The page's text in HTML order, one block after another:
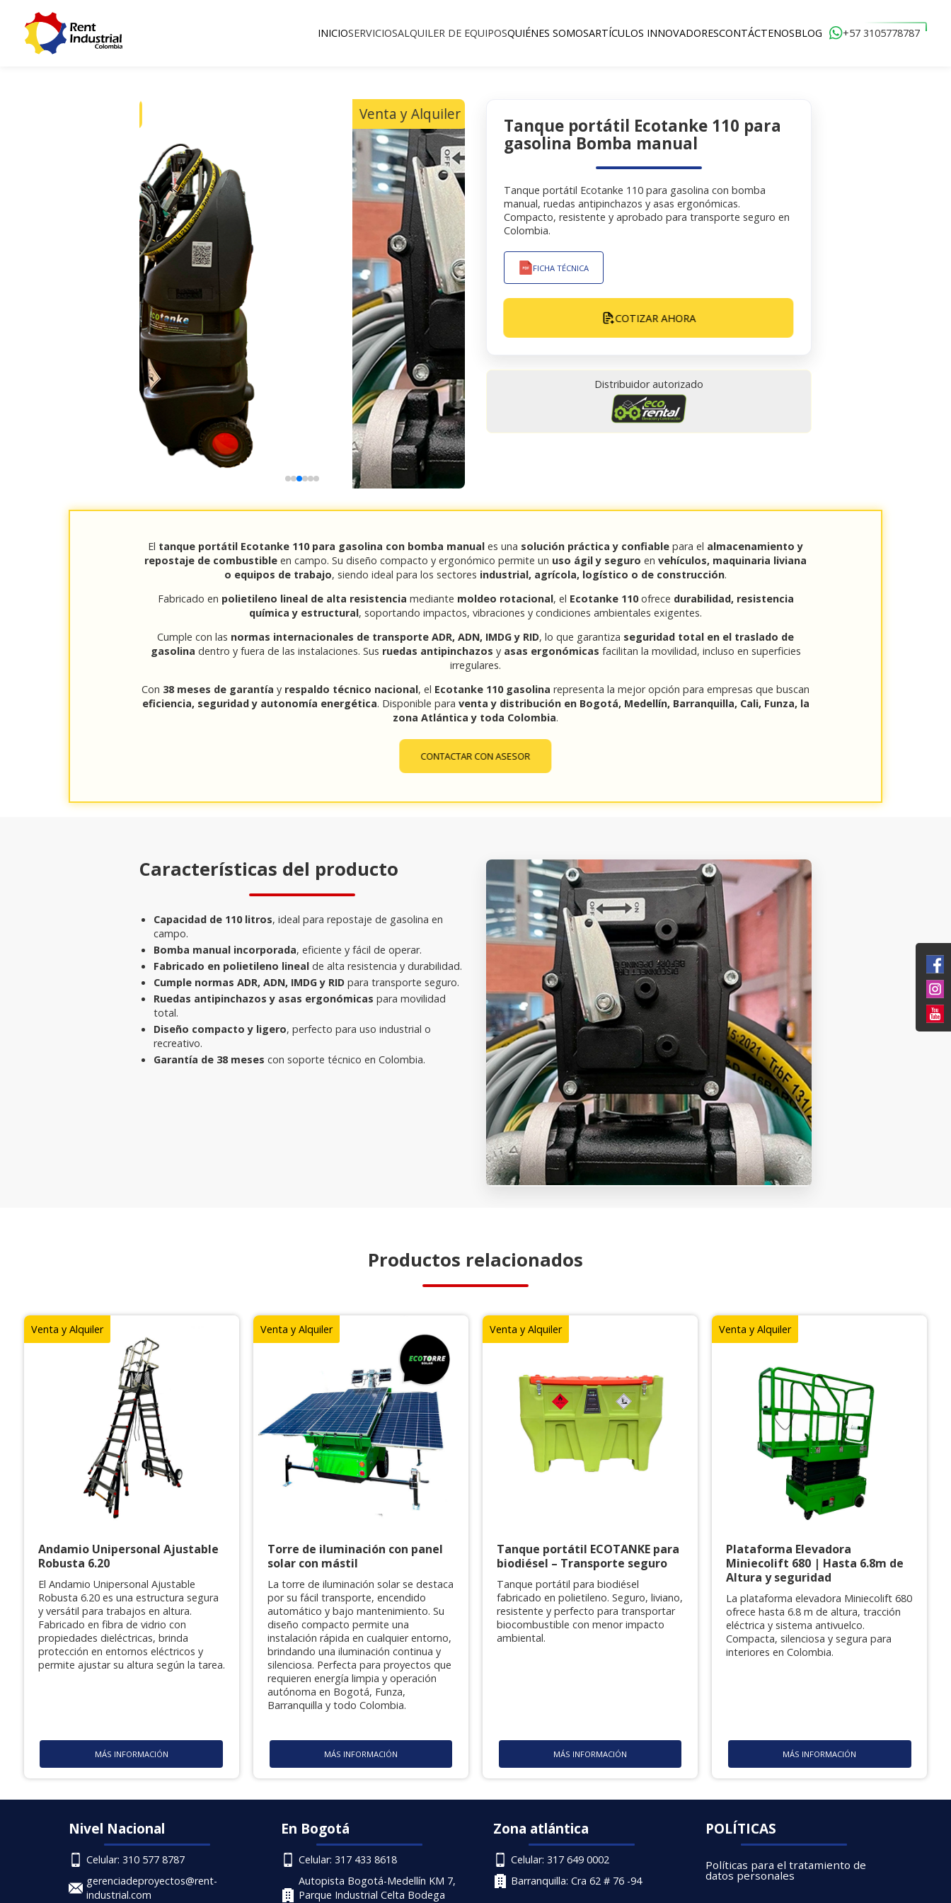
INICIOSERVICIOSALQUILER DE EQUIPOSQUIÉNES SOMOSARTÍCULOS INNOVADORESCONTÁCTENOSBLOG +57 3105778787
Tanque portátil Ecotanke 110 para
gasolina Bomba manual
Tanque portátil Ecotanke 110 para gasolina con bomba
manual, ruedas antipinchazos y asas ergonómicas.
Compacto, resistente y aprobado para transporte seguro en
Colombia.
FICHA TÉCNICA
COTIZAR AHORA
Distribuidor autorizado
El tanque portátil Ecotanke 110 para gasolina con bomba manual es una solución práctica y confiable para el almacenamiento y
repostaje de combustible en campo. Su diseño compacto y ergonómico permite un uso ágil y seguro en vehículos, maquinaria liviana
o equipos de trabajo, siendo ideal para los sectores industrial, agrícola, logístico o de construcción.
Fabricado en polietileno lineal de alta resistencia mediante moldeo rotacional, el Ecotanke 110ofrece durabilidad, resistencia
química y estructural, soportando impactos, vibraciones y condiciones ambientales exigentes.
Cumple con las normas internacionales de transporte ADR, ADN, IMDG y RID, lo que garantiza seguridad total en el traslado de
gasolina dentro y fuera de las instalaciones. Sus ruedas antipinchazos y asas ergonómicas facilitan la movilidad, incluso en superficies
irregulares.
Con 38 meses de garantía y respaldo técnico nacional, el Ecotanke 110 gasolina representa la mejor opción para empresas que buscan
eficiencia, seguridad y autonomía energética. Disponible para venta y distribución en Bogotá, Medellín, Barranquilla, Cali, Funza, la
zona Atlántica y toda Colombia.
CONTACTAR CON ASESOR
Características del producto
Capacidad de 110 litros, ideal para repostaje de gasolina en
campo.
Bomba manual incorporada, eficiente y fácil de operar.
Fabricado en polietileno lineal de alta resistencia y durabilidad.
Cumple normas ADR, ADN, IMDG y RID para transporte seguro.
Ruedas antipinchazos y asas ergonómicas para movilidad
total.
Diseño compacto y ligero, perfecto para uso industrial o
recreativo.
Garantía de 38 meses con soporte técnico en Colombia.
Productos relacionados
Venta y Alquiler
Andamio Unipersonal Ajustable
Robusta 6.20
El Andamio Unipersonal Ajustable
Robusta 6.20 es una estructura segura
y versátil para trabajos en altura.
Fabricado en fibra de vidrio con
propiedades dieléctricas, brinda
protección en entornos eléctricos y
permite ajustar su altura según la tarea.
MÁS INFORMACIÓN
Venta y Alquiler
Torre de iluminación con panel
solar con mástil
La torre de iluminación solar se destaca
por su fácil transporte, encendido
automático y bajo mantenimiento. Su
diseño compacto permite una
instalación rápida en cualquier entorno,
brindando una iluminación continua y
silenciosa. Perfecta para proyectos que
requieren energía limpia y operación
autónoma en Bogotá, Funza,
Barranquilla y todo Colombia.
MÁS INFORMACIÓN
Venta y Alquiler
Tanque portátil ECOTANKE para
biodiésel – Transporte seguro
Tanque portátil para biodiésel
fabricado en polietileno. Seguro, liviano,
resistente y perfecto para transportar
biocombustible con menor impacto
ambiental.
MÁS INFORMACIÓN
Venta y Alquiler
Plataforma Elevadora
Miniecolift 680 | Hasta 6.8m de
Altura y seguridad
La plataforma elevadora Miniecolift 680
ofrece hasta 6.8 m de altura, tracción
eléctrica y sistema antivuelco.
Compacta, silenciosa y segura para
interiores en Colombia.
MÁS INFORMACIÓN
Nivel Nacional
Celular: 310 577 8787
gerenciadeproyectos@rent-
industrial.com
En Bogotá
Celular: 317 433 8618
Autopista Bogotá-Medellín KM 7,
Parque Industrial Celta Bodega
Zona atlántica
Celular: 317 649 0002
Barranquilla: Cra 62 # 76 -94
POLÍTICAS
Políticas para el tratamiento de
datos personales